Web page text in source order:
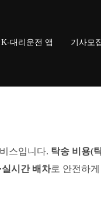
K-대리운전 앱 기사모
스입니다. 탁송 비용(
실시간 배차로 안전하게